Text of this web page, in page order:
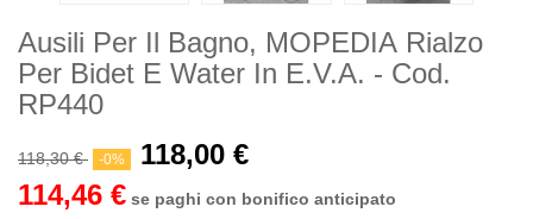
Ausili Per Il Bagno, MOPEDIA Rialzo
Per Bidet E Water In E.V.A. - Cod.
RP440
118,30 € -0%
118,00 €
114,46 € se paghi con bonifico anticipato